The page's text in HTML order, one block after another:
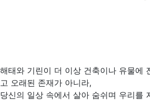
해태와 기린이 더 이상 건축이나 유물에
고 오래된 존재가 아니라,
당신의 일상 속에서 살아 숨쉬며 우리를